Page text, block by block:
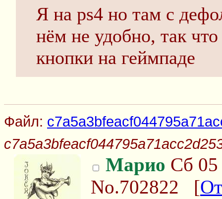
Я на ps4 но там с
нём не удобно, так
кнопки на геймпаде
Файл:
Марио Сб 05
No.702822 [